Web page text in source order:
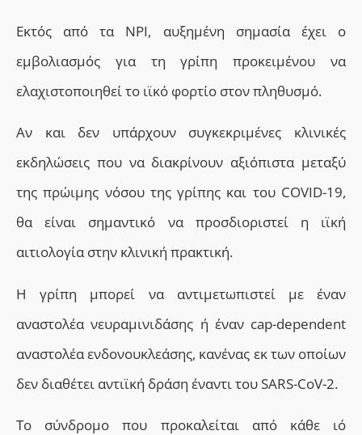
Εκτός από τα NPI, αυξημένη σημασία έχει ο
εμβολιασμός για τη γρίπη προκειμένου να
ελαχιστοποιηθεί το ιϊκό φορτίο στον πληθυσμό.
Αν και δεν υπάρχουν συγκεκριμένες κλινικές
εκδηλώσεις που να διακρίνουν αξιόπιστα μεταξύ
της πρώιμης νόσου της γρίπης και του COVID-19,
θα είναι σημαντικό να προσδιοριστεί η ιϊκή
αιτιολογία στην κλινική πρακτική.
Η γρίπη μπορεί να αντιμετωπιστεί με έναν
αναστολέα νευραμινιδάσης ή έναν cap-dependent
αναστολέα ενδονουκλεάσης, κανένας εκ των οποίων
δεν διαθέτει αντιϊκή δράση έναντι του SARS-CoV-2.
Το σύνδρομο που προκαλείται από κάθε ιό